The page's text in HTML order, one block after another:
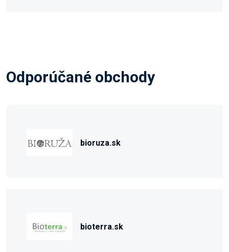
Odporúčané obchody
bioruza.sk
bioterra.sk